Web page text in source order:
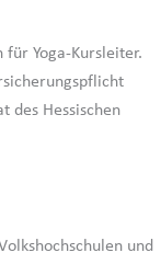
Yoga-Kursleiter.
des Hessischen
und